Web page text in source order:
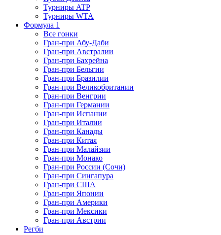
Турниры ATP
Турниры WTA
Формула 1
Все гонки
Гран-при Абу-Даби
Гран-при Австралии
Гран-при Бахрейна
Гран-при Бельгии
Гран-при Бразилии
Гран-при Великобритании
Гран-при Венгрии
Гран-при Германии
Гран-при Испании
Гран-при Италии
Гран-при Канады
Гран-при Китая
Гран-при Малайзии
Гран-при Монако
Гран-при России (Сочи)
Гран-при Сингапура
Гран-при США
Гран-при Японии
Гран-при Америки
Гран-при Мексики
Гран-при Австрии
Регби